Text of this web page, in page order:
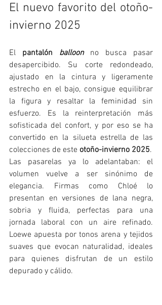
El nuevo favorito del otoño-
invierno 2025
El pantalón balloon no busca pasar
desapercibido. Su corte redondeado,
ajustado en la cintura y ligeramente
estrecho en el bajo, consigue equilibrar
la figura y resaltar la feminidad sin
esfuerzo. Es la reinterpretación más
sofisticada del confort, y por eso se ha
convertido en la silueta estrella de las
colecciones de este otoño-invierno 2025.
Las pasarelas ya lo adelantaban: el
volumen vuelve a ser sinónimo de
elegancia. Firmas como Chloé lo
presentan en versiones de lana negra,
sobria y fluida, perfectas para una
jornada laboral con un aire refinado.
Loewe apuesta por tonos arena y tejidos
suaves que evocan naturalidad, ideales
para quienes disfrutan de un estilo
depurado y cálido.